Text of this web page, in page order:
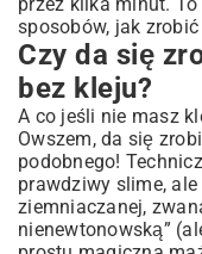
sposobów, jak
Czy da się
bez kleju?
A co jeśli nie masz
Owszem, da się
podobnego!
prawdziwy slime,
ziemniaczanej,
nienewtonowską”